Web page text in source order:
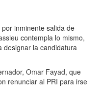
inminente salida de
contempla lo mismo,
designar la candidatura
Omar Fayad, que
renunciar al PRI para irse